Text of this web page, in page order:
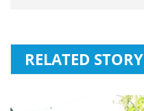
RELATED STORY